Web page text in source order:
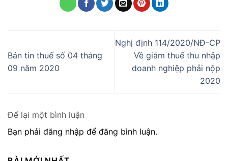
Bản tin thuế số 04 tháng
09 năm 2020
Nghị định 114/2020/NĐ-CP
Về giảm thuế thu nhập
doanh nghiệp phải nộp
2020
Để lại một bình luận
Bạn phải đăng nhập để đăng bình luận.